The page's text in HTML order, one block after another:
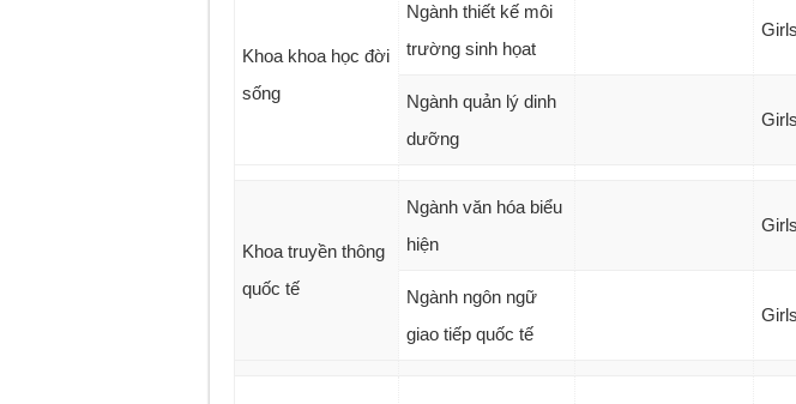
Khoa khoa học đời
sống
Ngành thiết kế môi
trường sinh họat
Girls
Ngành quản lý dinh
dưỡng
Girls
Khoa truyền thông
quốc tế
Ngành văn hóa biểu
hiện
Girls
Ngành ngôn ngữ
giao tiếp quốc tế
Girls